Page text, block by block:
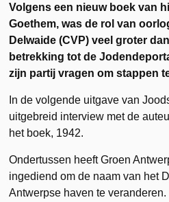
Volgens een nieuw boek van
Goethem, was de rol van
Delwaide (CVP) veel groter
betrekking tot de
zijn partij vragen om stappen
In de volgende uitgave van
uitgebreid interview met de
het boek, 1942.
Ondertussen heeft Groen
ingediend om de naam van het
Antwerpse haven te veranderen.